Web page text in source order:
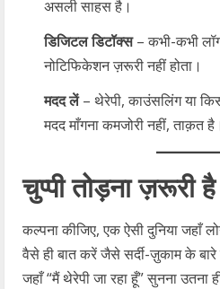
असली साहस है।
डिजिटल डिटॉक्स– कभी-कभी
नोटिफिकेशन ज़रूरी नहीं होता।
मदद लें– थेरेपी, काउंसलिंग या
मदद माँगना कमजोरी नहीं, ताक़त है।
चुप्पी तोड़ना ज़रूरी है
कल्पना कीजिए, एक ऐसी दुनिया जहाँ
वैसे ही बात करें जैसे सर्दी-ज़ुकाम के बारे
जहाँ “मैं थेरेपी जा रहा हूँ” सुनना उतना